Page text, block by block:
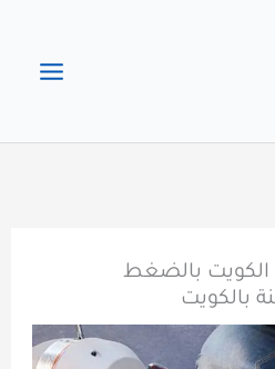
الكويت بالضغط